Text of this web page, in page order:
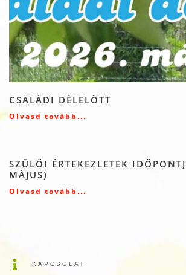
CSALÁDI DÉLELŐTT
Olvasd tovább...
SZÜLŐI ÉRTEKEZLETEK
MÁJUS)
Olvasd tovább...
KAPCSOLAT